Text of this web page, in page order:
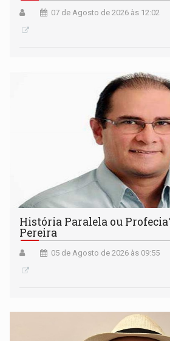
07 de Agosto de 2026 às 12:02
História Paralela ou
Pereira
05 de Agosto de 2026 às 09:55